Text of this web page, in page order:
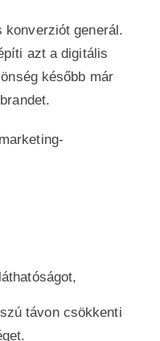
konverziót generál.
azt a digitális
később már
távon csökkenti